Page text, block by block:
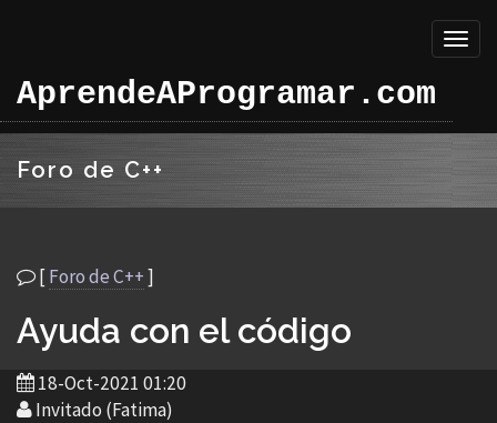
AprendeAProgramar.com
Foro de C++
[Foro de C++]
Ayuda con el código
18-Oct-2021 01:20
Invitado (Fatima)